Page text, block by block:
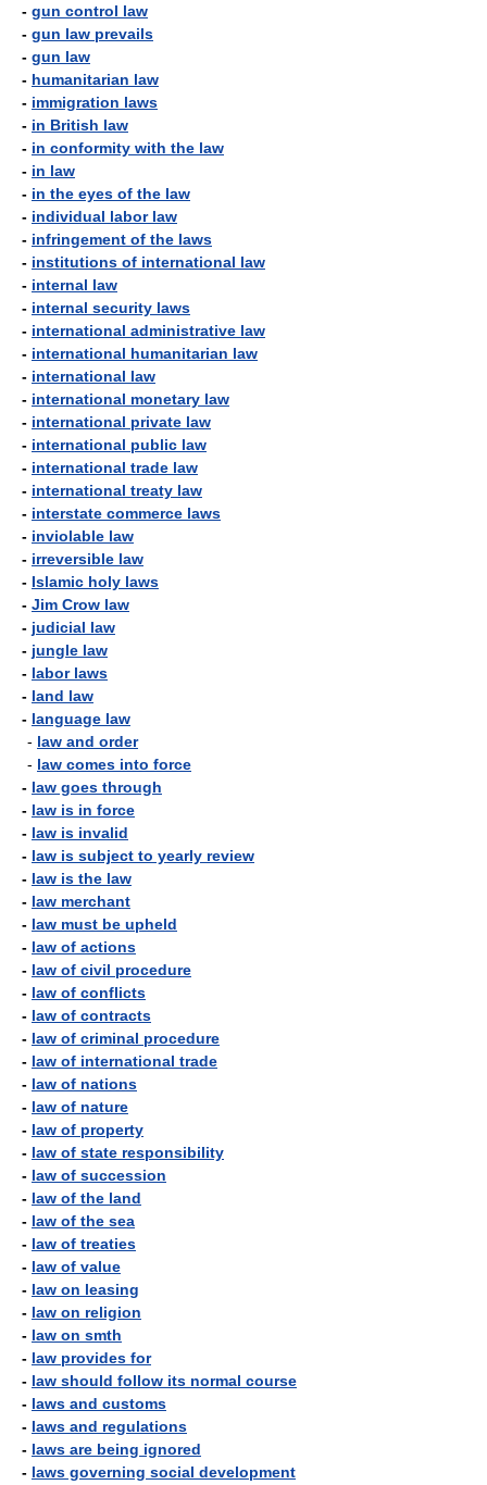
- gun control law
- gun law prevails
- gun law
- humanitarian law
- immigration laws
- in British law
- in conformity with the law
- in law
- in the eyes of the law
- individual labor law
- infringement of the laws
- institutions of international law
- internal law
- internal security laws
- international administrative law
- international humanitarian law
- international law
- international monetary law
- international private law
- international public law
- international trade law
- international treaty law
- interstate commerce laws
- inviolable law
- irreversible law
- Islamic holy laws
- Jim Crow law
- judicial law
- jungle law
- labor laws
- land law
- language law
- law and order
- law comes into force
- law goes through
- law is in force
- law is invalid
- law is subject to yearly review
- law is the law
- law merchant
- law must be upheld
- law of actions
- law of civil procedure
- law of conflicts
- law of contracts
- law of criminal procedure
- law of international trade
- law of nations
- law of nature
- law of property
- law of state responsibility
- law of succession
- law of the land
- law of the sea
- law of treaties
- law of value
- law on leasing
- law on religion
- law on smth
- law provides for
- law should follow its normal course
- laws and customs
- laws and regulations
- laws are being ignored
- laws governing social development